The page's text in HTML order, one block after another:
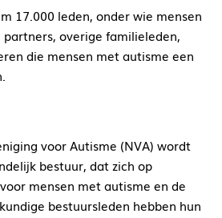
17.000 leden, onder wie mensen
overige familieleden,
die mensen met autisme een
voor Autisme (NVA) wordt
bestuur, dat zich op
mensen met autisme en de
bestuursleden hebben hun